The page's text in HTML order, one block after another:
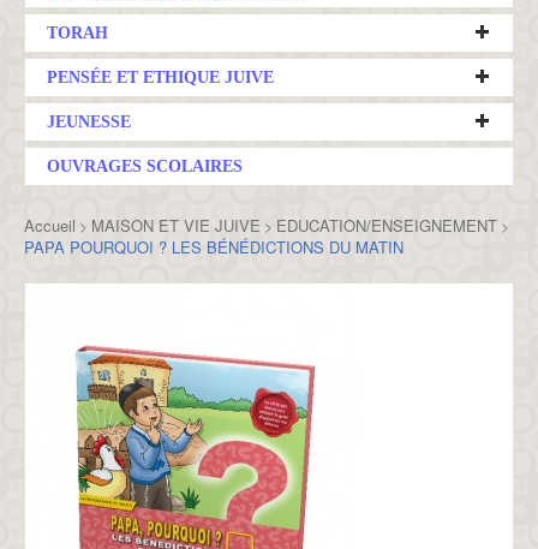
TORAH
PENSÉE ET ETHIQUE JUIVE
JEUNESSE
OUVRAGES SCOLAIRES
Accueil > MAISON ET VIE JUIVE > EDUCATION/ENSEIGNEMENT >
PAPA POURQUOI ? LES BÉNÉDICTIONS DU MATIN